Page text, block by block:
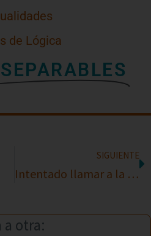
de Lógica
SIGUIENTE
Intentado llamar a la cigÁ¼eña
a otra: